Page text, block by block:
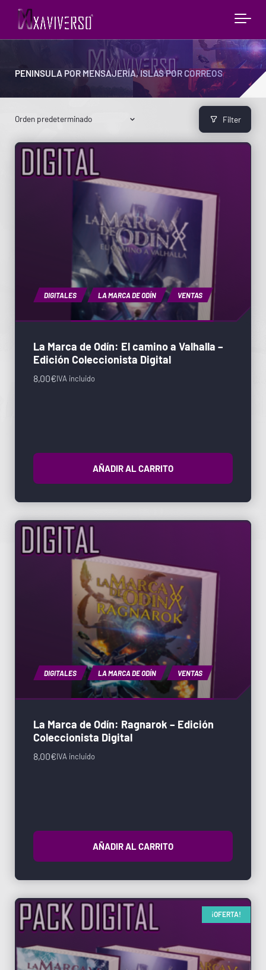
PENINSULA POR MENSAJERÍA, ISLAS POR CORREOS
Filter
DIGITALES LA MARCA DE ODÍN VENTAS
La Marca de Odín: El camino a Valhalla –
Edición Coleccionista Digital
8,00€IVA incluido
AÑADIR AL CARRITO
DIGITALES LA MARCA DE ODÍN VENTAS
La Marca de Odín: Ragnarok – Edición
Coleccionista Digital
8,00€IVA incluido
AÑADIR AL CARRITO
¡OFERTA!